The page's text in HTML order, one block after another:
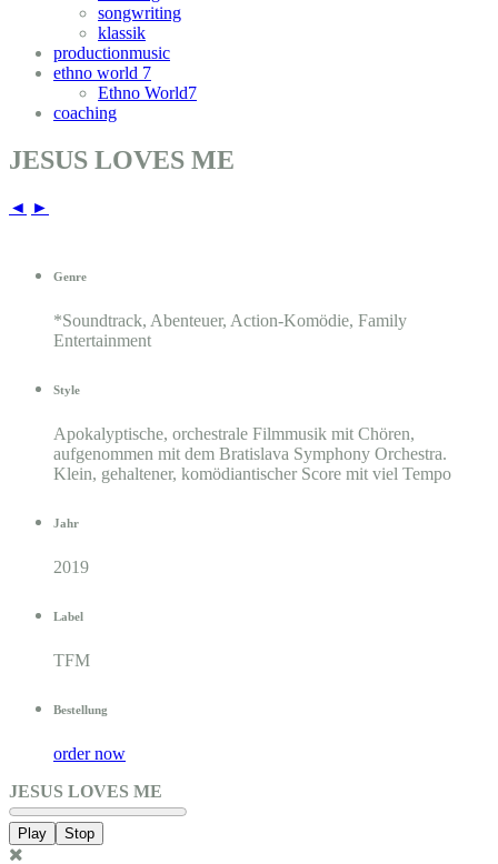
songwriting
klassik
productionmusic
ethno world 7
Ethno World7
coaching
JESUS LOVES ME
◄ ►
Genre
*Soundtrack, Abenteuer, Action-Komödie, Family
Entertainment
Style
Apokalyptische, orchestrale Filmmusik mit Chören,
aufgenommen mit dem Bratislava Symphony Orchestra.
Klein, gehaltener, komödiantischer Score mit viel Tempo
Jahr
2019
Label
TFM
Bestellung
order now
JESUS LOVES ME
Play Stop